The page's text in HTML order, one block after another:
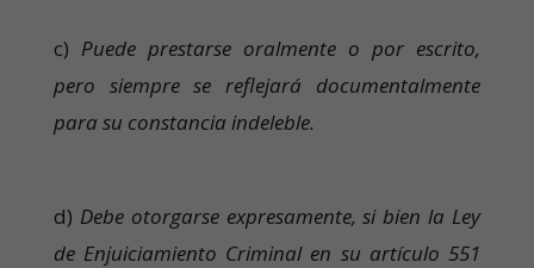
c) Puede prestarse oralmente o por escrito,
pero siempre se reflejará documentalmente
para su constancia indeleble.
d) Debe otorgarse expresamente, si bien la Ley
de Enjuiciamiento Criminal en su artículo 551